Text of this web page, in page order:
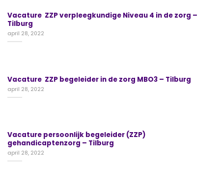
Vacature ZZP verpleegkundige Niveau 4 in de zorg –
Tilburg
april 28, 2022
Vacature ZZP begeleider in de zorg MBO3 – Tilburg
april 28, 2022
Vacature persoonlijk begeleider (ZZP)
gehandicaptenzorg – Tilburg
april 28, 2022